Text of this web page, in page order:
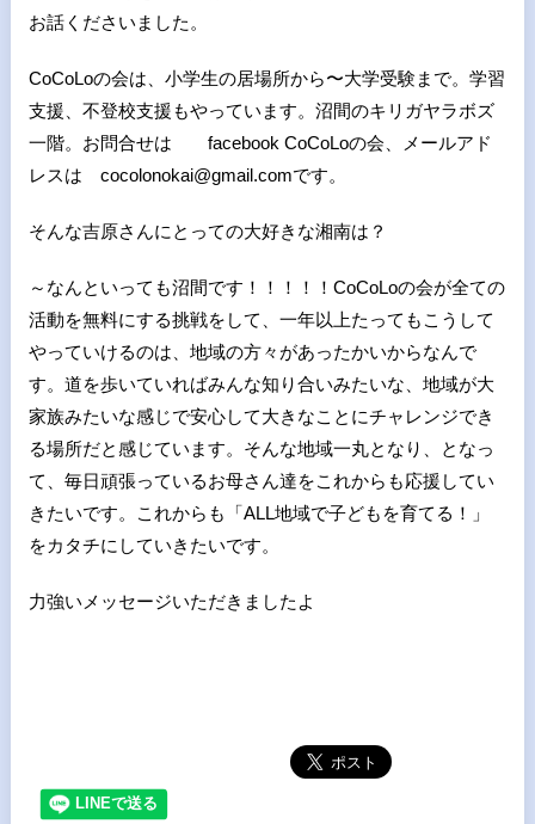
お話くださいました。
CoCoLoの会は、小学生の居場所から〜大学受験まで。学習
支援、不登校支援もやっています。沼間のキリガヤラボズ
一階。お問合せは facebook CoCoLoの会、メールアド
レスは cocolonokai@gmail.comです。
そんな吉原さんにとっての大好きな湘南は？
～なんといっても沼間です！！！！！CoCoLoの会が全ての
活動を無料にする挑戦をして、一年以上たってもこうして
やっていけるのは、地域の方々があったかいからなんで
す。道を歩いていればみんな知り合いみたいな、地域が大
家族みたいな感じで安心して大きなことにチャレンジでき
る場所だと感じています。そんな地域一丸となり、となっ
て、毎日頑張っているお母さん達をこれからも応援してい
きたいです。これからも「ALL地域で子どもを育てる！」
をカタチにしていきたいです。
力強いメッセージいただきましたよ